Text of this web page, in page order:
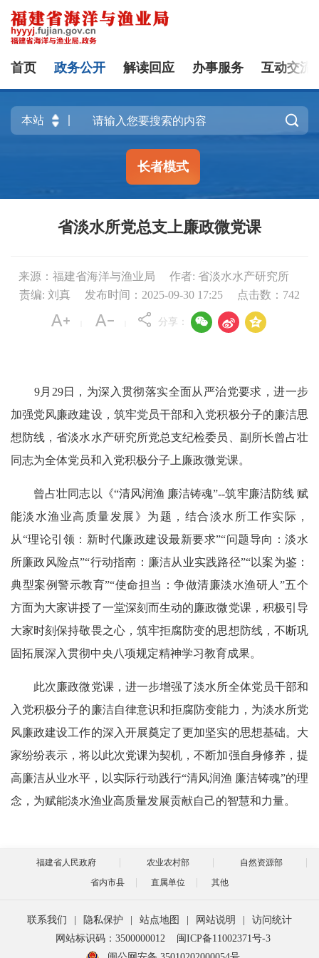
首页 政务公开 解读回应 办事服务 互动交流

长者模式
省淡水所党总支上廉政微党课
来源：福建省海洋与渔业局
作者: 省淡水水产研究所
责编: 刘真
发布时间：2025-09-30 17:25 点击数： 742
分享：   
9月29日，为深入贯彻落实全面从严治党要求，进一步
加强党风廉政建设，筑牢党员干部和入党积极分子的廉洁思
想防线，省淡水水产研究所党总支纪检委员、副所长曾占壮
同志为全体党员和入党积极分子上廉政微党课。
曾占壮同志以《“清风润渔 廉洁铸魂”--筑牢廉洁防线 赋
能淡水渔业高质量发展》为题，结合淡水所工作实际，
从“理论引领：新时代廉政建设最新要求”“问题导向：淡水
所廉政风险点”“行动指南：廉洁从业实践路径”“以案为鉴：
典型案例警示教育”“使命担当：争做清廉淡水渔研人”五个
方面为大家讲授了一堂深刻而生动的廉政微党课，积极引导
大家时刻保持敬畏之心，筑牢拒腐防变的思想防线，不断巩
固拓展深入贯彻中央八项规定精神学习教育成果。
此次廉政微党课，进一步增强了淡水所全体党员干部和
入党积极分子的廉洁自律意识和拒腐防变能力，为淡水所党
风廉政建设工作的深入开展奠定了更加坚实的思想基础。大
家纷纷表示，将以此次党课为契机，不断加强自身修养，提
高廉洁从业水平，以实际行动践行“清风润渔 廉洁铸魂”的理
念，为赋能淡水渔业高质量发展贡献自己的智慧和力量。
福建省人民政府 农业农村部
自然资源部
省内市县
直属单位 其他
联系我们 隐私保护 站点地图 网站说明
访问统计
网站标识码：3500000012
闽ICP备11002371号-3